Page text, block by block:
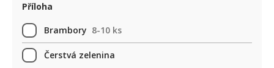
Příloha
Brambory 8-10 ks
Čerstvá zelenina